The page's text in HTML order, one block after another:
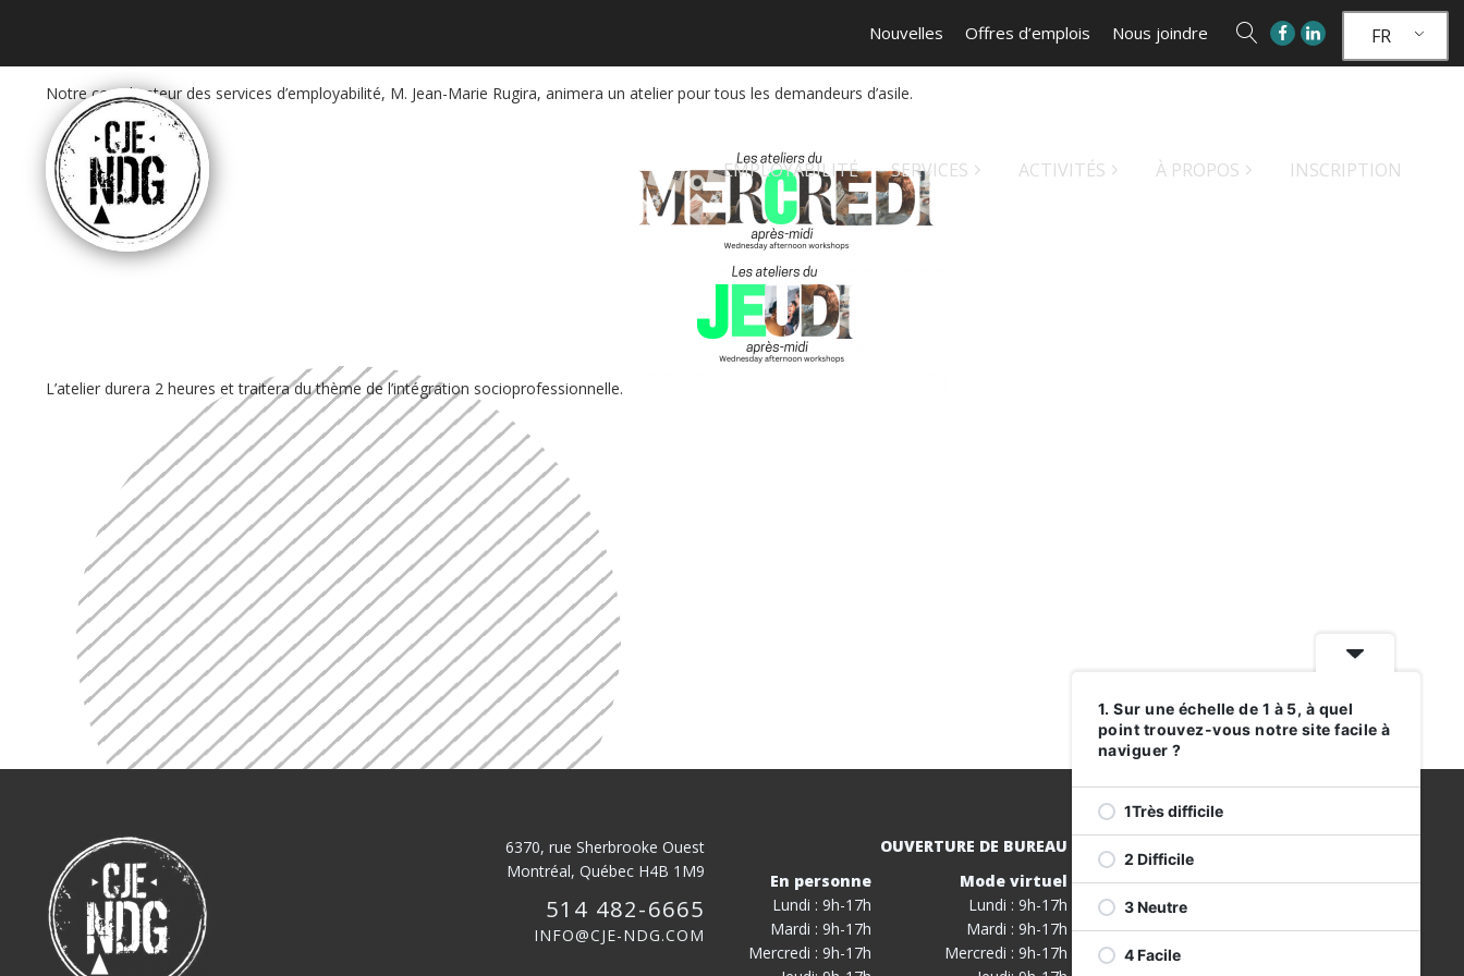
Nouvelles Offres d’emplois Nous joindre FR
EMPLOYABILITÉ SERVICES ACTIVITÉS À PROPOS INSCRIPTION
Notre coordinateur des services d’employabilité, M. Jean-Marie Rugira, animera un atelier pour tous les demandeurs d’asile.
L’atelier durera 2 heures et traitera du thème de l’intégration socioprofessionnelle.
6370, rue Sherbrooke Ouest
Montréal, Québec H4B 1M9
514 482-6665
INFO@CJE-NDG.COM
OUVERTURE DE BUREAU
En personne
Lundi : 9h-17h
Mardi : 9h-17h
Mercredi : 9h-17h
Mode virtuel
Lundi : 9h-17h
Mardi : 9h-17h
Mercredi : 9h-17h
1. Sur une échelle de 1 à 5, à quel
point trouvez-vous notre site facile à
naviguer ?
1Très difficile
2 Difficile
3 Neutre
4 Facile